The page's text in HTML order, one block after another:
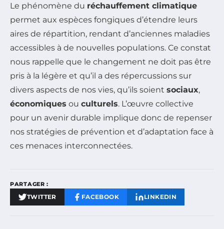
Le phénomène du réchauffement climatique
permet aux espèces fongiques d’étendre leurs
aires de répartition, rendant d’anciennes maladies
accessibles à de nouvelles populations. Ce constat
nous rappelle que le changement ne doit pas être
pris à la légère et qu’il a des répercussions sur
divers aspects de nos vies, qu’ils soient sociaux,
économiques ou culturels. L’œuvre collective
pour un avenir durable implique donc de repenser
nos stratégies de prévention et d’adaptation face à
ces menaces interconnectées.
PARTAGER :
TWITTER FACEBOOK LINKEDIN